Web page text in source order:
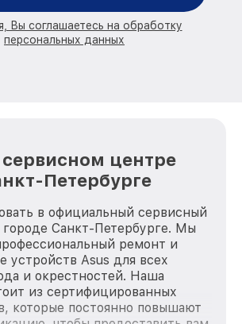
Вы соглашаетесь на обработку
персональных данных
центре
Петербурге
в официальный сервисный
городе Санкт-Петербурге. Мы
ремонт и
устройств Asus для всех
и окрестностей. Наша
из сертифицированных
которые постоянно повышают